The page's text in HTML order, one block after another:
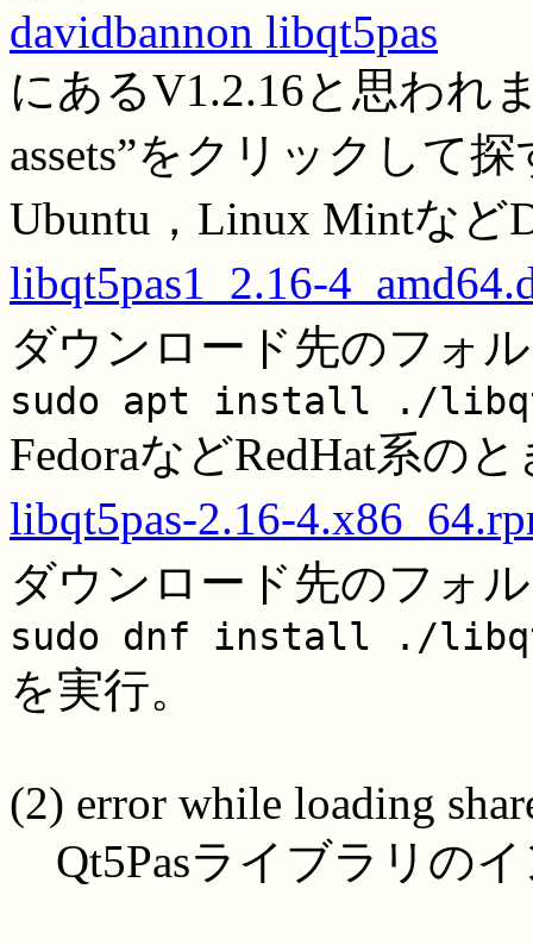
davidbannon libqt5pas
にあるV1.2.16と思われ
assets”をクリックして
Ubuntu，Linux Mintなど
libqt5pas1_2.16-
ダウンロード先のフォ
sudo apt install ./
FedoraなどRedHat系の
libqt5pas-2.16-
ダウンロード先のフォ
sudo dnf install ./
を実行。
(2) error while loading
Qt5Pasライブラリの